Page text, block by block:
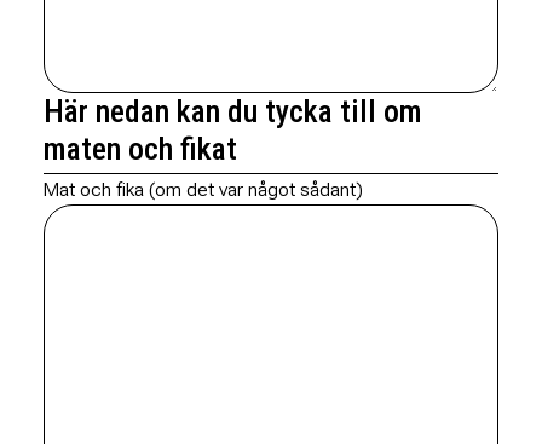
Här nedan kan du tycka till om
maten och fikat
Mat och fika (om det var något sådant)